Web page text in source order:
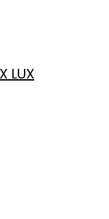
LUX